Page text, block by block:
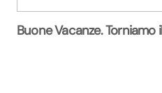
Buone Vacanze. Torniamo